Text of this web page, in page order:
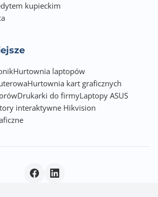
kupieckim
Hurtownia laptopów
Hurtownia kart graficznych
Drukarki do firmyLaptopy ASUS
interaktywne Hikvision